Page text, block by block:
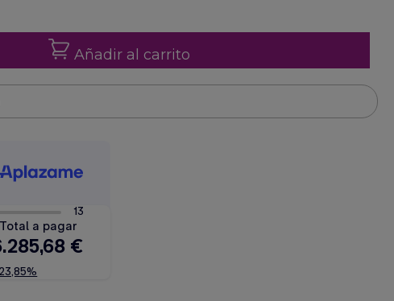
Añadir al carrito